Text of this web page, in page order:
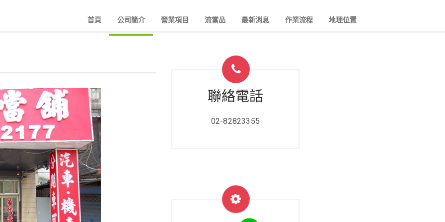
首頁 公司簡介 營業項目 流當品 最新消息 作業流程 地理位置
聯絡電話
02-82823355